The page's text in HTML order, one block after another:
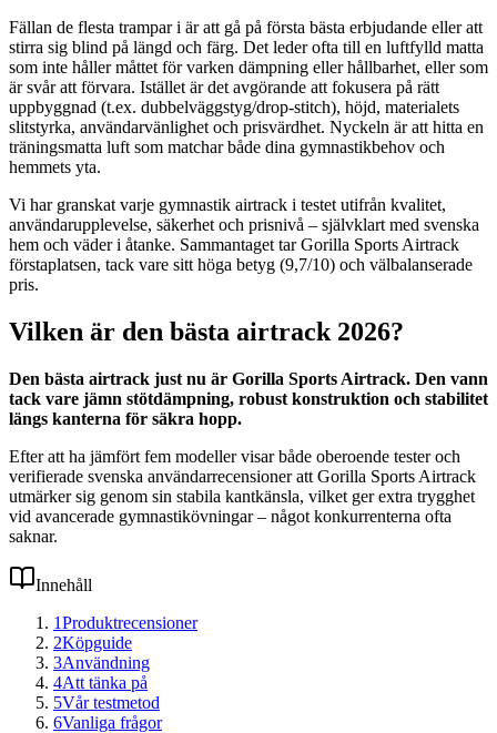
Fällan de flesta trampar i är att gå på första bästa erbjudande eller att
stirra sig blind på längd och färg. Det leder ofta till en luftfylld matta
som inte håller måttet för varken dämpning eller hållbarhet, eller som
är svår att förvara. Istället är det avgörande att fokusera på rätt
uppbyggnad (t.ex. dubbelväggstyg/drop-stitch), höjd, materialets
slitstyrka, användarvänlighet och prisvärdhet. Nyckeln är att hitta en
träningsmatta luft som matchar både dina gymnastikbehov och
hemmets yta.
Vi har granskat varje gymnastik airtrack i testet utifrån kvalitet,
användarupplevelse, säkerhet och prisnivå – självklart med svenska
hem och väder i åtanke. Sammantaget tar Gorilla Sports Airtrack
förstaplatsen, tack vare sitt höga betyg (9,7/10) och välbalanserade
pris.
Vilken är den bästa airtrack 2026?
Den bästa airtrack just nu är Gorilla Sports Airtrack. Den vann
tack vare jämn stötdämpning, robust konstruktion och stabilitet
längs kanterna för säkra hopp.
Efter att ha jämfört fem modeller visar både oberoende tester och
verifierade svenska användarrecensioner att Gorilla Sports Airtrack
utmärker sig genom sin stabila kantkänsla, vilket ger extra trygghet
vid avancerade gymnastikövningar – något konkurrenterna ofta
saknar.
Innehåll
1Produktrecensioner
2Köpguide
3Användning
4Att tänka på
5Vår testmetod
6Vanliga frågor